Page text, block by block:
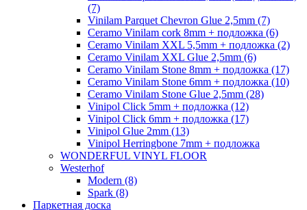
(7)
Vinilam Parquet Chevron Glue 2,5mm (7)
Ceramo Vinilam cork 8mm + подложка (6)
Ceramo Vinilam XXL 5,5mm + подложка (2)
Ceramo Vinilam XXL Glue 2,5mm (6)
Ceramo Vinilam Stone 8mm + подложка (17)
Ceramo Vinilam Stone 6mm + подложка (10)
Ceramo Vinilam Stone Glue 2,5mm (28)
Vinipol Click 5mm + подложка (12)
Vinipol Click 6mm + подложка (17)
Vinipol Glue 2mm (13)
Vinipol Herringbone 7mm + подложка
WONDERFUL VINYL FLOOR
Westerhof
Modern (8)
Spark (8)
Паркетная доска